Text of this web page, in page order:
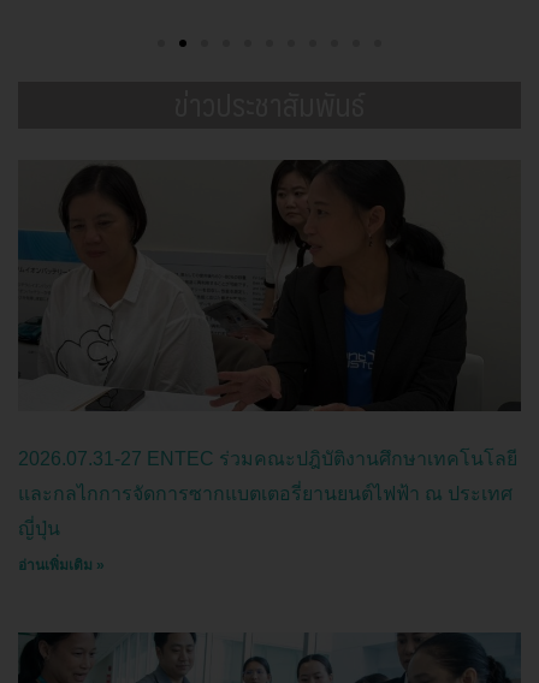
2026.07.31-27 ENTEC ร่วมคณะปฎิบัติงานศึกษาเทคโนโลยี
และกลไกการจัดการซากแบตเตอรี่ยานยนต์ไฟฟ้า ณ ประเทศ
ญี่ปุ่น
อ่านเพิ่มเติม »